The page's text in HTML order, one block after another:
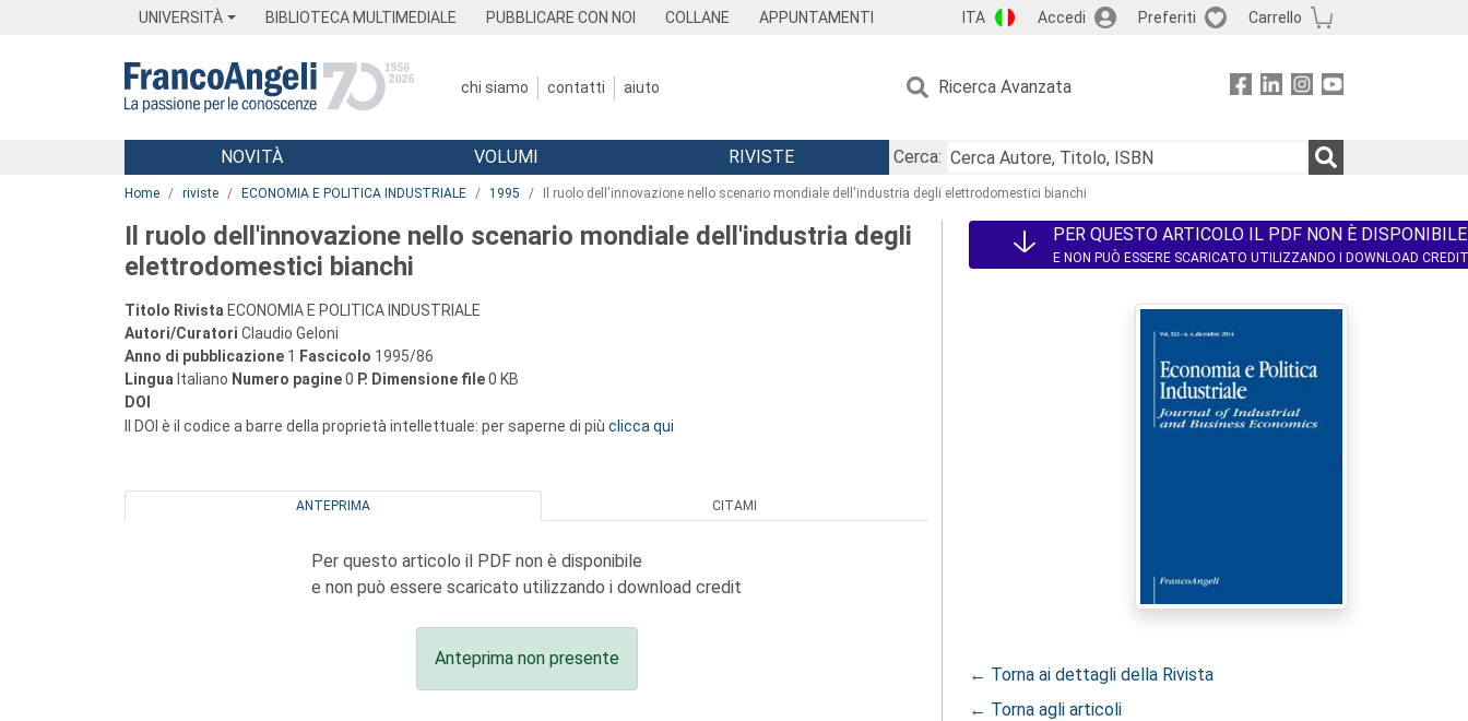
UNIVERSITÀ BIBLIOTECA MULTIMEDIALE PUBBLICARE CON NOI COLLANE APPUNTAMENTI ITA Accedi Preferiti Carrello
chi siamo contatti aiuto Ricerca Avanzata
Menu
NOVITÀ VOLUMI RIVISTE
Cerca:
Home riviste ECONOMIA E POLITICA INDUSTRIALE 1995 Il ruolo dell'innovazione nello scenario mondiale dell'industria degli elettrodomestici bianchi
Il ruolo dell'innovazione nello scenario mondiale dell'industria degli
elettrodomestici bianchi
Titolo Rivista ECONOMIA E POLITICA INDUSTRIALE
Autori/Curatori Claudio Geloni
Anno di pubblicazione 1 Fascicolo 1995/86
Lingua Italiano Numero pagine0 P. Dimensione file0 KB
DOI
Il DOI è il codice a barre della proprietà intellettuale: per saperne di più clicca qui
ANTEPRIMA CITAMI
Per questo articolo il PDF non è disponibile
e non può essere scaricato utilizzando i download credit
Anteprima non presente
PER QUESTO ARTICOLO IL PDF NON È DISPONIBILE
E NON PUÒ ESSERE SCARICATO UTILIZZANDO I DOWNLOAD CREDIT
← Torna ai dettagli della Rivista
← Torna agli articoli